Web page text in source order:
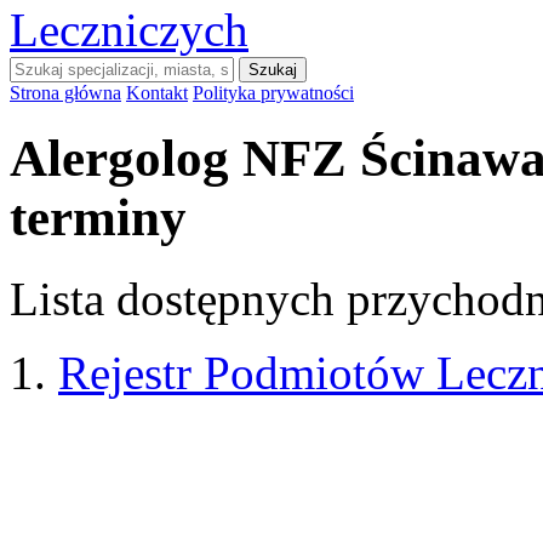
Leczniczych
Szukaj
Strona główna Kontakt Polityka prywatności
Alergolog NFZ
terminy
Lista dostępnych
Rejestr Podmiotów